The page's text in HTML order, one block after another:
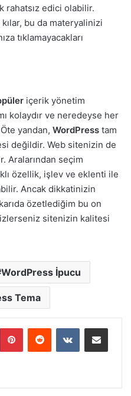
edici olabilir.
kılar, bu da materyalinizi
tıklamayacakları
içerik yönetim
kolaydır ve neredeyse her
yandan, WordPress tam
değildir. Web sitenizin de
Aralarından seçim
özellik, işlev ve eklenti ile
Ancak dikkatinizin
özetlediğim bu on
sitenizin kalitesi
WordPress İpucu
Tema
PinterestReddit VKontakteE-Posta ile paylaş